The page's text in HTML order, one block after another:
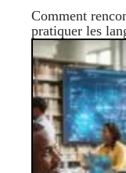
Comment
pratiquer les